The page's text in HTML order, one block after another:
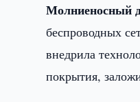
Молниеносный
беспроводных
внедрила
покрытия,